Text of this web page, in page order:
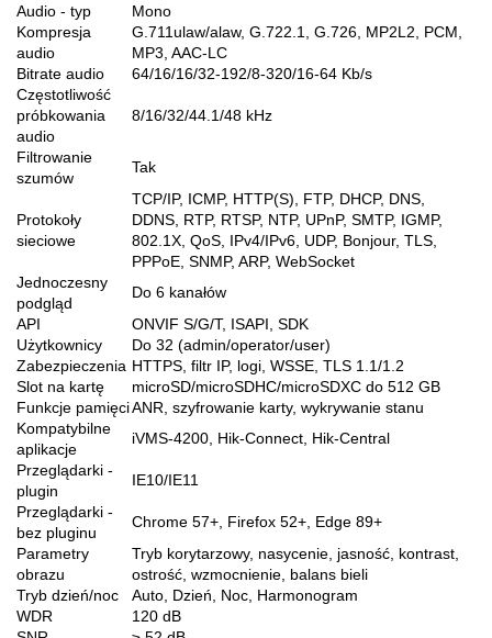
Audio - typ
Mono
Kompresja
audio
G.711ulaw/alaw, G.722.1, G.726, MP2L2, PCM,
MP3, AAC-LC
Bitrate audio
64/16/16/32-192/8-320/16-64 Kb/s
Częstotliwość
próbkowania
audio
8/16/32/44.1/48 kHz
Filtrowanie
szumów
Tak
Protokoły
sieciowe
TCP/IP, ICMP, HTTP(S), FTP, DHCP, DNS,
DDNS, RTP, RTSP, NTP, UPnP, SMTP, IGMP,
802.1X, QoS, IPv4/IPv6, UDP, Bonjour, TLS,
PPPoE, SNMP, ARP, WebSocket
Jednoczesny
podgląd
Do 6 kanałów
API
ONVIF S/G/T, ISAPI, SDK
Użytkownicy
Do 32 (admin/operator/user)
Zabezpieczenia HTTPS, filtr IP, logi, WSSE, TLS 1.1/1.2
Slot na kartę
microSD/microSDHC/microSDXC do 512 GB
Funkcje pamięciANR, szyfrowanie karty, wykrywanie stanu
Kompatybilne
aplikacje
iVMS-4200, Hik-Connect, Hik-Central
Przeglądarki -
plugin
IE10/IE11
Przeglądarki -
bez pluginu
Chrome 57+, Firefox 52+, Edge 89+
Parametry
obrazu
Tryb korytarzowy, nasycenie, jasność, kontrast,
ostrość, wzmocnienie, balans bieli
Tryb dzień/noc
Auto, Dzień, Noc, Harmonogram
WDR
120 dB